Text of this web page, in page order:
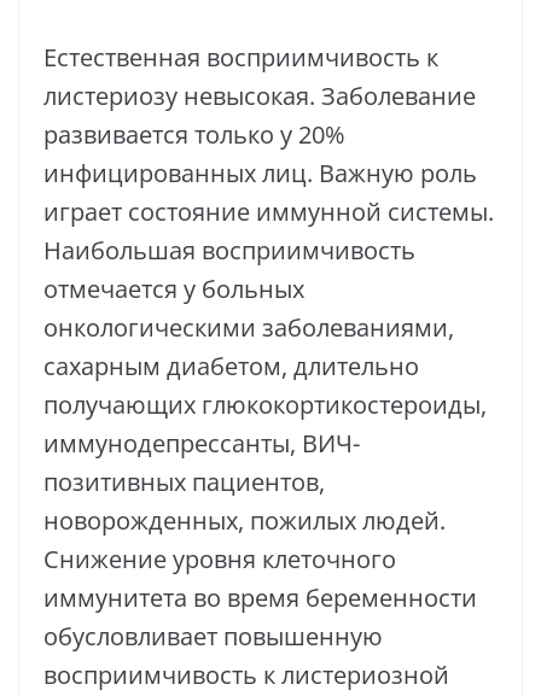
Естественная восприимчивость к
листериозу невысокая. Заболевание
развивается только у 20%
инфицированных лиц. Важную роль
играет состояние иммунной системы.
Наибольшая восприимчивость
отмечается у больных
онкологическими заболеваниями,
сахарным диабетом, длительно
получающих глюкокортикостероиды,
иммунодепрессанты, ВИЧ-
позитивных пациентов,
новорожденных, пожилых людей.
Снижение уровня клеточного
иммунитета во время беременности
обусловливает повышенную
восприимчивость к листериозной